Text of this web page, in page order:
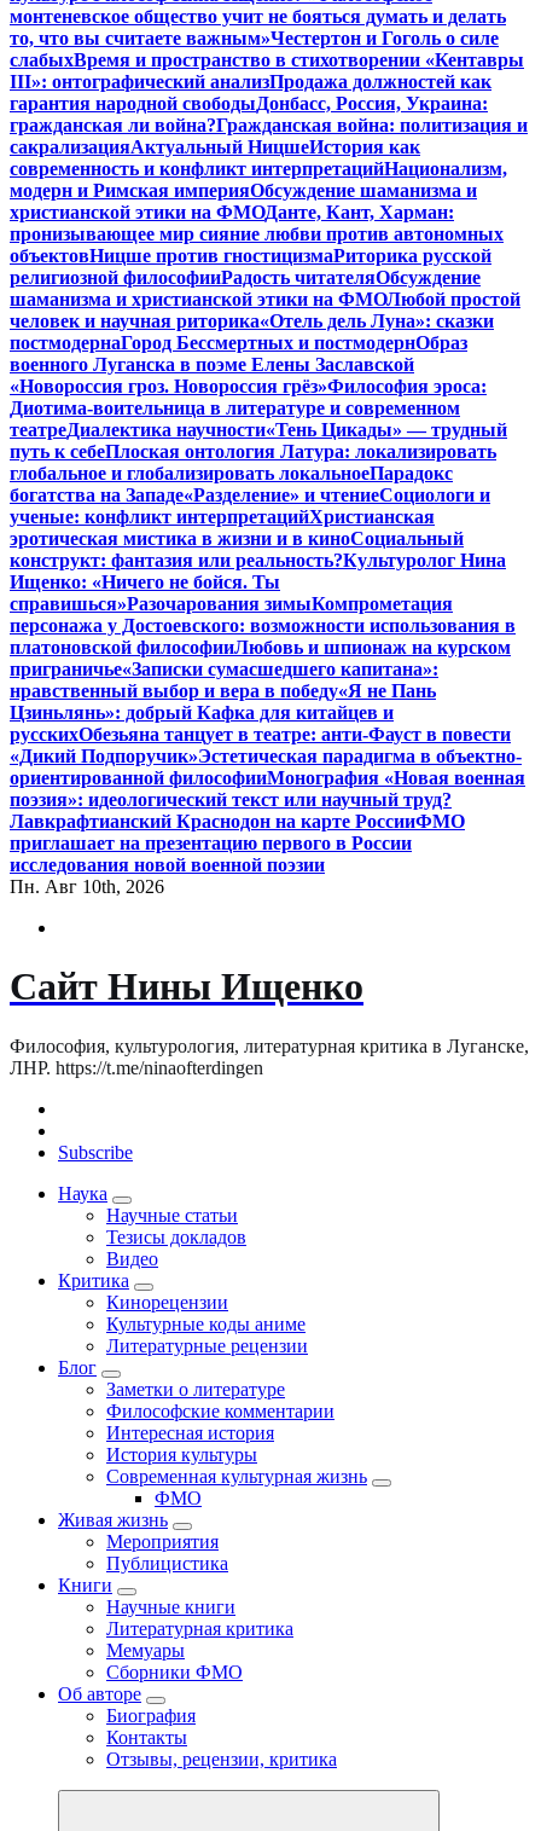
монтеневское общество учит не бояться думать и делать
то, что вы считаете важным»Честертон и Гоголь о силе
слабыхВремя и пространство в стихотворении «Кентавры
III»: онтографический анализПродажа должностей как
гарантия народной свободыДонбасс, Россия, Украина:
гражданская ли война?Гражданская война: политизация и
сакрализацияАктуальный НицшеИстория как
современность и конфликт интерпретацийНационализм,
модерн и Римская империяОбсуждение шаманизма и
христианской этики на ФМОДанте, Кант, Харман:
пронизывающее мир сияние любви против автономных
объектовНицше против гностицизмаРиторика русской
религиозной философииРадость читателяОбсуждение
шаманизма и христианской этики на ФМОЛюбой простой
человек и научная риторика«Отель дель Луна»: сказки
постмодернаГород Бессмертных и постмодернОбраз
военного Луганска в поэме Елены Заславской
«Новороссия гроз. Новороссия грёз»Философия эроса:
Диотима-воительница в литературе и современном
театреДиалектика научности«Тень Цикады» — трудный
путь к себеПлоская онтология Латура: локализировать
глобальное и глобализировать локальноеПарадокс
богатства на Западе«Разделение» и чтениеСоциологи и
ученые: конфликт интерпретацийХристианская
эротическая мистика в жизни и в киноСоциальный
конструкт: фантазия или реальность?Культуролог Нина
Ищенко: «Ничего не бойся. Ты
справишься»Разочарования зимыКомпрометация
персонажа у Достоевского: возможности использования в
платоновской философииЛюбовь и шпионаж на курском
приграничье«Записки сумасшедшего капитана»:
нравственный выбор и вера в победу«Я не Пань
Цзиньлянь»: добрый Кафка для китайцев и
русскихОбезьяна танцует в театре: анти-Фауст в повести
«Дикий Подпоручик»Эстетическая парадигма в объектно-
ориентированной философииМонография «Новая военная
поэзия»: идеологический текст или научный труд?
Лавкрафтианский Краснодон на карте РоссииФМО
приглашает на презентацию первого в России
исследования новой военной поэзии
Пн. Авг 10th, 2026
Сайт Нины Ищенко
Философия, культурология, литературная критика в Луганске,
ЛНР. https://t.me/ninaofterdingen
Subscribe
Наука
Научные статьи
Тезисы докладов
Видео
Критика
Кинорецензии
Культурные коды аниме
Литературные рецензии
Блог
Заметки о литературе
Философские комментарии
Интересная история
История культуры
Современная культурная жизнь
ФМО
Живая жизнь
Мероприятия
Публицистика
Книги
Научные книги
Литературная критика
Мемуары
Сборники ФМО
Об авторе
Биография
Контакты
Отзывы, рецензии, критика